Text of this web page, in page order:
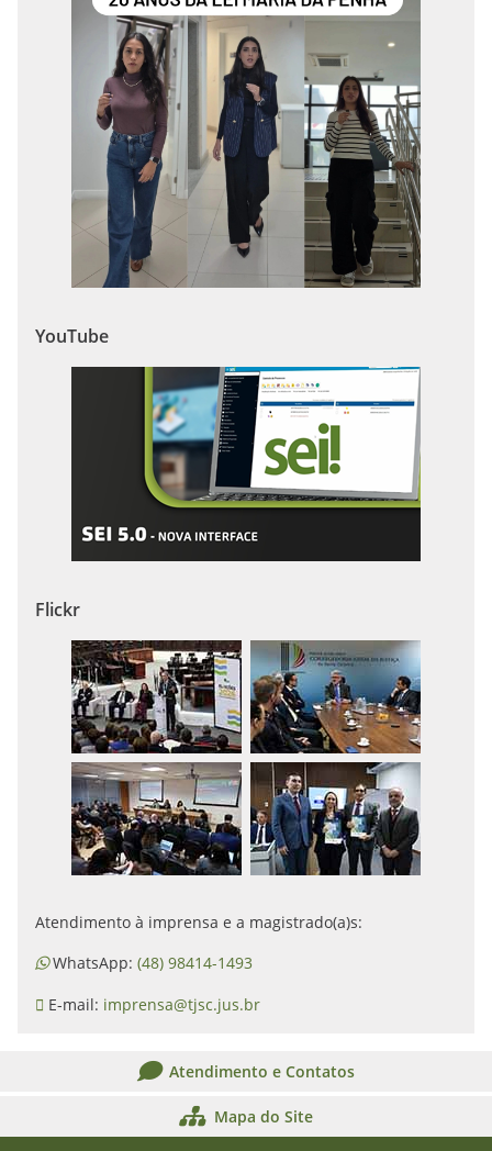
YouTube
Flickr
Atendimento à imprensa e a magistrado(a)s:
WhatsApp: (48) 98414-1493
E-mail: imprensa@tjsc.jus.br
Atendimento e Contatos
Mapa do Site